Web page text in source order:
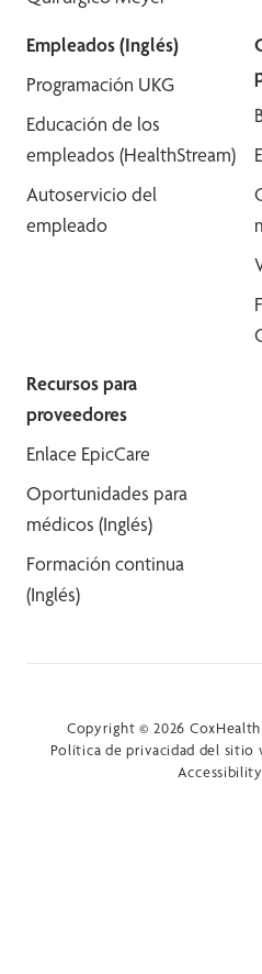
Empleados (Inglés)
Programación UKG
Educación de los
empleados (HealthStream)
Autoservicio del
empleado
Recursos para
proveedores
Enlace EpicCare
Oportunidades para
médicos (Inglés)
Formación continua
(Inglés)
Copyright © 2026
Política de privacidad del sitio